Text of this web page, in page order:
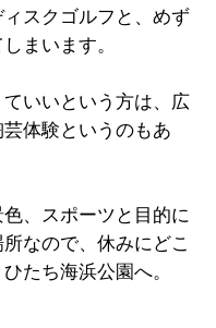
スクゴルフと、めず
まいます。
いいという方は、広
体験というのもあ
、スポーツと目的に
なので、休みにどこ
たち海浜公園へ。